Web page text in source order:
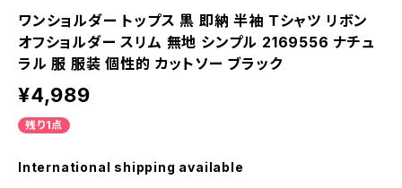
ワンショルダー トップス 黒 即納 半袖 Ｔシャツ リボン
オフショルダー スリム 無地 シンプル 2169556 ナチュ
ラル 服 服装 個性的 カットソー ブラック
¥4,989
残り1点
International shipping available